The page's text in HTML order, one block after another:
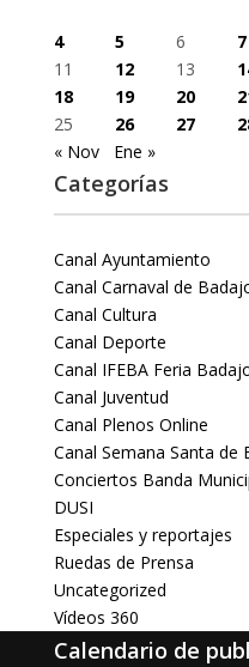
4
5 6 7
11
12 13
18
19 20
25
26 27
« Nov
Ene »
Categorías
Canal Ayuntamiento
Canal Carnaval de
Canal Cultura
Canal Deporte
Canal IFEBA Feria
Canal Juventud
Canal Plenos Online
Canal Semana Santa de
Conciertos Banda
DUSI
Especiales y reportajes
Ruedas de Prensa
Uncategorized
Vídeos 360
Calendario de